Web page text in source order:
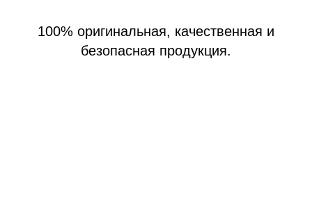
100% оригинальная, качественная и
безопасная продукция.